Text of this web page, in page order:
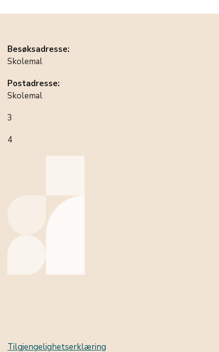
Besøksadresse:
Skolemal
Postadresse:
Skolemal
3
4
Tilgjengelighetserklæring